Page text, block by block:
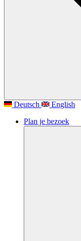
Deutsch
English
Plan je bezoek